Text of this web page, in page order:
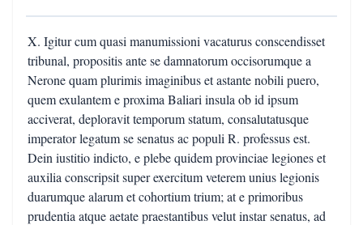
X. Igitur cum quasi manumissioni vacaturus conscendisset
tribunal, propositis ante se damnatorum occisorumque a
Nerone quam plurimis imaginibus et astante nobili puero,
quem exulantem e proxima Baliari insula ob id ipsum
acciverat, deploravit temporum statum, consalutatusque
imperator legatum se senatus ac populi R. professus est.
Dein iustitio indicto, e plebe quidem provinciae legiones et
auxilia conscripsit super exercitum veterem unius legionis
duarumque alarum et cohortium trium; at e primoribus
prudentia atque aetate praestantibus velut instar senatus, ad